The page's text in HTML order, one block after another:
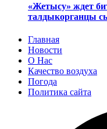
«Жетысу» ждет
талдыкорганцы
Главная
Новости
О Нас
Качество воздуха
Погода
Политика сайта